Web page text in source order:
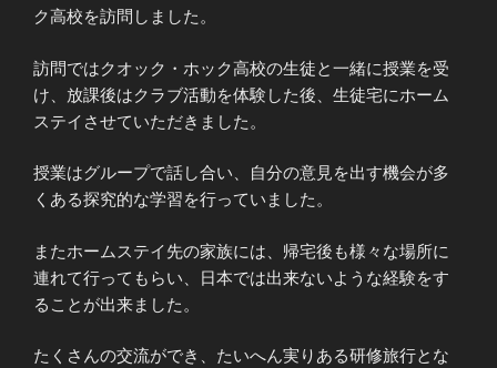
ク高校を訪問しました。
訪問ではクオック・ホック高校の生徒と一緒に授業を受
け、放課後はクラブ活動を体験した後、生徒宅にホーム
ステイさせていただきました。
授業はグループで話し合い、自分の意見を出す機会が多
くある探究的な学習を行っていました。
またホームステイ先の家族には、帰宅後も様々な場所に
連れて行ってもらい、日本では出来ないような経験をす
ることが出来ました。
たくさんの交流ができ、たいへん実りある研修旅行とな